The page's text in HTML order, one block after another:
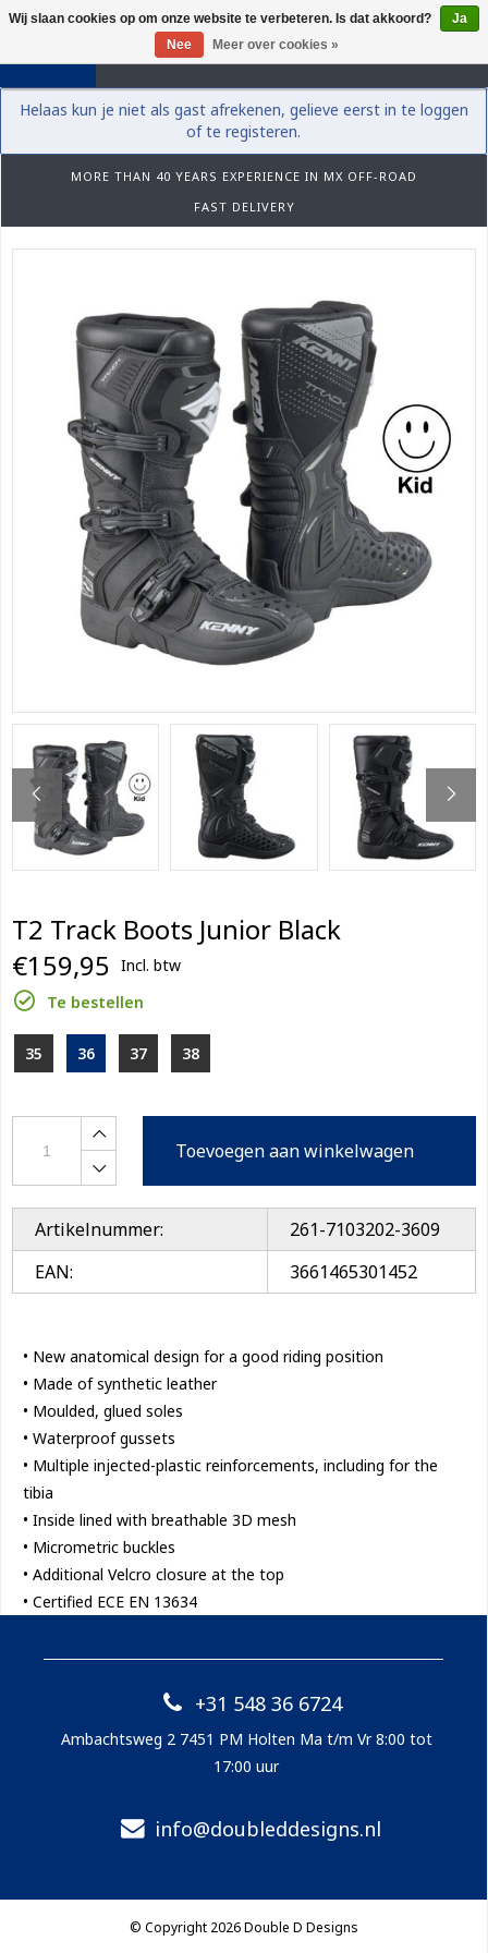
0
Helaas kun je niet als gast afrekenen, gelieve eerst in te loggen
of te registeren.
MORE THAN 40 YEARS EXPERIENCE IN MX OFF-ROAD
FAST DELIVERY
T2 Track Boots Junior Black
€159,95 Incl. btw
Te bestellen
35 36 37 38
Toevoegen aan winkelwagen
Artikelnummer:
261-7103202-3609
EAN:
3661465301452
• New anatomical design for a good riding position
• Made of synthetic leather
• Moulded, glued soles
• Waterproof gussets
• Multiple injected-plastic reinforcements, including for the
tibia
• Inside lined with breathable 3D mesh
• Micrometric buckles
• Additional Velcro closure at the top
• Certified ECE EN 13634
+31 548 36 6724
Ambachtsweg 2 7451 PM Holten Ma t/m Vr 8:00 tot
17:00 uur
info@doubleddesigns.nl
© Copyright 2026 Double D Designs
Wij slaan cookies op om onze website te verbeteren. Is dat akkoord?
Ja
Nee
Meer over cookies »